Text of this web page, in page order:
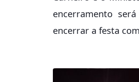
encerramento
encerrar a festa